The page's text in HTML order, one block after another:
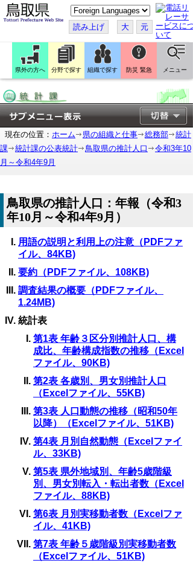
こ
の
ペ
ー
ジ
翻
訳
す
読み上げ 大 元
県外の方へ 分野で探す 組織で探す 防災 緊急 メニュー
現在の位置： ホーム 県の組織と仕事 総務部
統計
課
統計課の公表統計 鳥取県の推計人口
令和3年10
月～令和4年9月
鳥取県の推計人口：年報（令和3
年10月～令和4年9月）
用語の説明と利用上の注意（PDFファ
イル、84KB)
要約（PDFファイル、108KB)
調査結果の概要（PDFファイル、
1.24MB)
統計表
第1表 年齢３区分別推計人口、構
成比、年齢構成指数の推移（Excel
ファイル、90KB)
第2表 各歳別、男女別推計人口
（Excelファイル、55KB)
第3表 人口動態の推移（昭和50年
以降）（Excelファイル、51KB)
第4表 月別自然動態（Excelファイ
ル、33KB)
第5表 県外地域別、年齢5歳階級
別、男女別転入・転出者数（Excel
ファイル、88KB)
第6表 月別実移動者数（Excelファ
イル、41KB)
第7表 年齢５歳階級別実移動者数
（Excelファイル、51KB)